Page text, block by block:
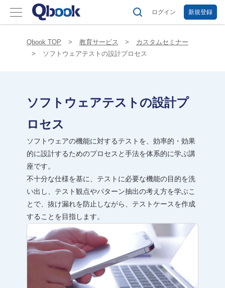
ログイン 新規登録
Qbook TOP 教育サービス
カスタムセミナー
ソフトウェアテストの設計プロセス
ソフトウェアテストの設計プ
ロセス
ソフトウェアの機能に対するテストを、効率的・効果
的に設計するためのプロセスと手法を体系的に学ぶ講
座です。
不十分な仕様を基に、テストに必要な機能の目的を洗
い出し、テスト観点やパターン抽出の考え方を学ぶこ
とで、抜け漏れを防止しながら、テストケースを作成
することを目指します。